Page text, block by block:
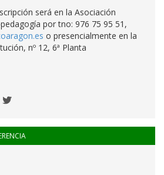
será en la Asociación
por tno: 976 75 95 51,
o presencialmente en la
nº 12, 6ª Planta